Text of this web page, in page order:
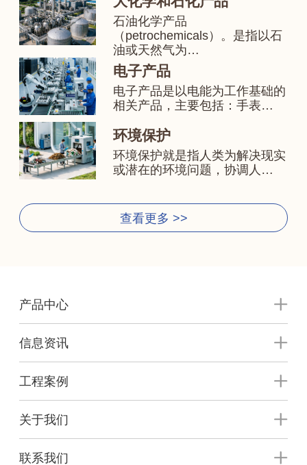
石油化学产品
（petrochemicals）。是指以石
油或天然气为…
电子产品
电子产品是以电能为工作基础的
相关产品，主要包括：手表…
环境保护
环境保护就是指人类为解决现实
或潜在的环境问题，协调人…
查看更多 >>
产品中心
信息资讯
工程案例
关于我们
联系我们